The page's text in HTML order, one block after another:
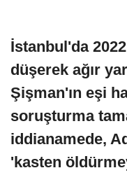
İstanbul'da
düşerek ağır
Şişman'ın eşi
soruşturma
iddianamede,
'kasten